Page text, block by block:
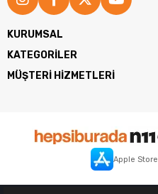
KURUMSAL
KATEGORİLER
MÜŞTERİ HİZMETLERİ
Apple Store